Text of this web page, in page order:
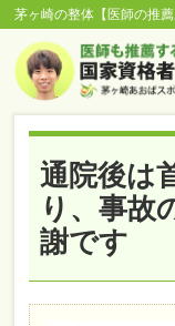
茅ヶ崎の整体【医師の推
通院後は
り、事故
謝です